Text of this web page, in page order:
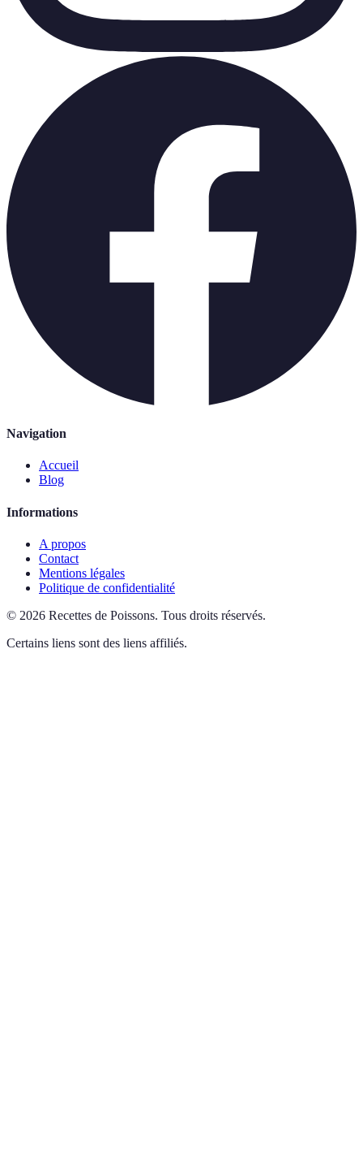
Navigation
Accueil
Blog
Informations
A propos
Contact
Mentions légales
Politique de confidentialité
© 2026 Recettes de Poissons. Tous droits réservés.
Certains liens sont des liens affiliés.